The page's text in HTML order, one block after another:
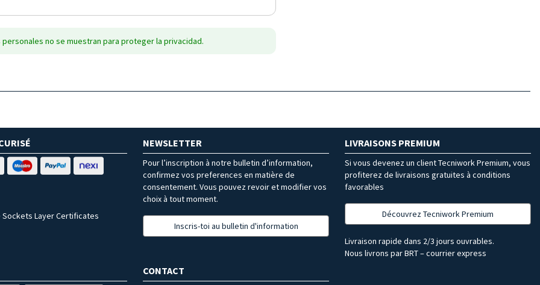
no se muestran para proteger la privacidad.
Sockets Layer Certificates
NEWSLETTER
Pour l’inscription à notre bulletin d’information,
confirmez vos preferences en matière de
consentement. Vous pouvez revoir et modifier vos
choix à tout moment.
Inscris-toi au bulletin d'information
LIVRAISONS PREMIUM
Si vous devenez un client Tecniwork Premium, vous
profiterez de livraisons gratuites à conditions
favorables
Découvrez Tecniwork Premium
Livraison rapide dans 2/3 jours ouvrables.
Nous livrons par BRT – courrier express
CONTACT